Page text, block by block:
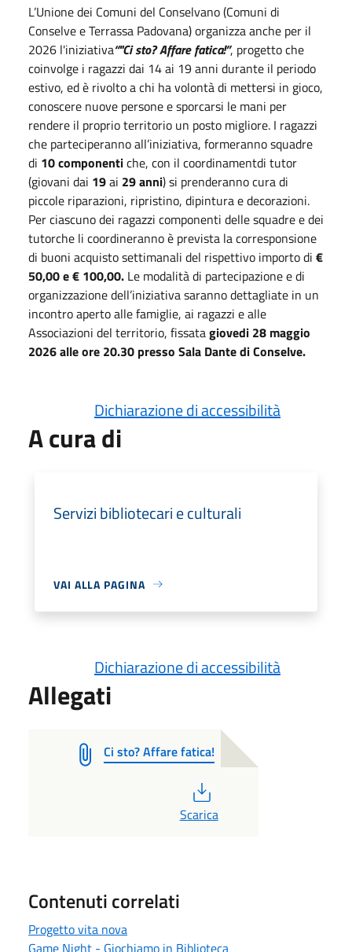
L’Unione dei Comuni del Conselvano (Comuni di
Conselve e Terrassa Padovana) organizza anche per il
2026 l'iniziativa“"Ci sto? Affare fatica!”, progetto che
coinvolge i ragazzi dai 14 ai 19 anni durante il periodo
estivo, ed è rivolto a chi ha volontà di mettersi in gioco,
conoscere nuove persone e sporcarsi le mani per
rendere il proprio territorio un posto migliore. I ragazzi
che parteciperanno all’iniziativa, formeranno squadre
di 10 componentiche, con il coordinamentdi tutor
(giovani dai 19ai 29 anni) si prenderanno curadi
piccole riparazioni, ripristino, dipintura e decorazioni.
Per ciascuno dei ragazzi componenti delle squadre e dei
tutorche li coordineranno è prevista la corresponsione
di buoni acquisto settimanali del rispettivo importodi €
50,00 e € 100,00. Le modalità di partecipazione e di
organizzazione dell’iniziativa saranno dettagliate in un
incontroaperto alle famiglie, ai ragazzi e alle
Associazioni del territorio, fissatagiovedi 28 maggio
2026 alle ore 20.30 presso Sala Dante di Conselve.
Dichiarazione di accessibilità
A cura di
Servizi bibliotecari e culturali
VAI ALLA PAGINA
Dichiarazione di accessibilità
Allegati
Ci sto? Affare fatica!
Scarica
Contenuti correlati
Progetto vita nova
Game Night - Giochiamo in Biblioteca